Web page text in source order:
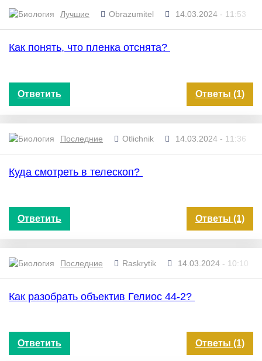
Лучшие Obrazumitel 14.03.2024 - 11:53
Как понять, что пленка отснята?
Ответить Ответы (1)
Последние Otlichnik 14.03.2024 - 11:36
Куда смотреть в телескоп?
Ответить Ответы (1)
Последние Raskrytik 14.03.2024 - 10:10
Как разобрать объектив Гелиос 44-2?
Ответить Ответы (1)